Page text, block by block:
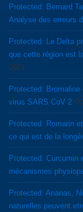
Protected: Bernard
Analyse des erreurs
Protected: Le Delta
que cette région est
2021
Protected:
virus SARS CoV 2
Protected: Romarin
ce qui est de la
Protected: Curcumin
mécanismes
Protected: Ananas,
naturelles peuvent